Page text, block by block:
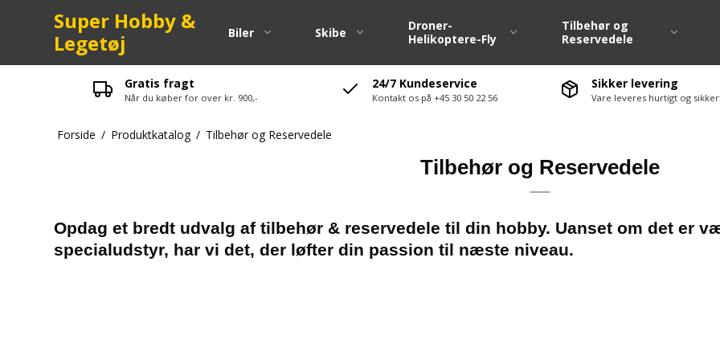
Super Hobby &
Legetøj
Biler Skibe
Droner-
Helikoptere-Fly
Tilbehør og
Reservedele
Kuglelejer
Skruer-bolte-møtrikker
Maxam Reservedele div.
Dækvarmere 1:10
Hjulsæt M-Chassis
Hjulsæt Drift
Hjulsæt Off Road
Servo / Servohorn
Lipo batterier
Gratis fragt
Når du køber for over kr. 900,-
24/7 Kundeservice
Kontakt os på +45 30 50 22 56
Sikker levering
Vare leveres hurtigt og
Forside / Produktkatalog / Tilbehør og Reservedele
Tilbehør og Reservedele
Opdag et bredt udvalg af tilbehør & reservedele til din hobby. Uanset om det er
specialudstyr, har vi det, der løfter din passion til næste niveau.